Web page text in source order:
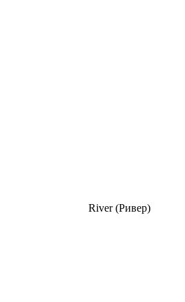
River (Ривер)